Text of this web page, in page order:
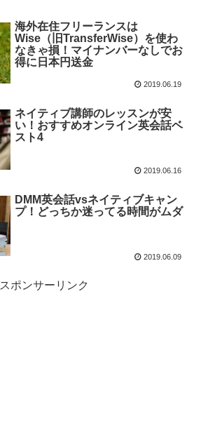
海外在住フリーランスは
Wise（旧TransferWise）を使わ
なきゃ損！マイナンバーなしでお
得に日本円送金
2019.06.19
ネイティブ講師のレッスンが安
い！おすすめオンライン英会話ベ
スト4
2019.06.16
DMM英会話vsネイティブキャン
プ！どっちか迷ってる時間がムダ
2019.06.09
スポンサーリンク